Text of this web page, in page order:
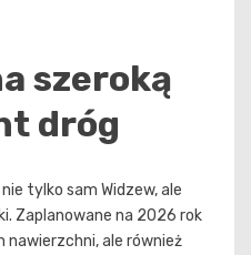
szeroką
dróg
tylko sam Widzew, ale
Zaplanowane na 2026 rok
ale również